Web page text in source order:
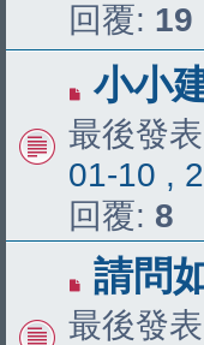
回覆: 19
小小
最後發
01-10 ,
回覆: 8
請問
最後發